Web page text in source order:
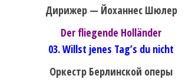
Дирижер — Йоханнес Шюлер
Der fliegende Holländer
03. Willst jenes Tag’s du nicht
Оркестр Берлинской оперы